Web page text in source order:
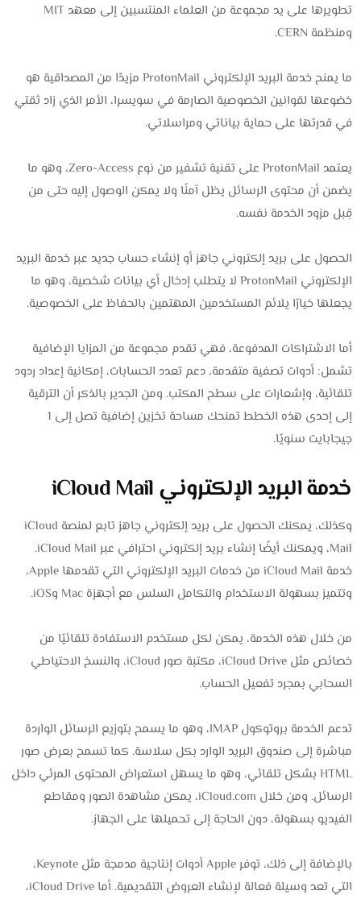
تطويرها على يد مجموعة من العلماء المنتسبين إلى معهد MIT
ومنظمة CERN.
ما يمنح خدمة البريد الإلكتروني ProtonMail مزيدًا من المصداقية هو
خضوعها لقوانين الخصوصية الصارمة في سويسرا، الأمر الذي زاد ثقتي
في قدرتها على حماية بياناتي ومراسلاتي.
يعتمد ProtonMail على تقنية تشفير من نوع Zero-Access، وهو ما
يضمن أن محتوى الرسائل يظل آمنًا ولا يمكن الوصول إليه حتى من
قِبل مزود الخدمة نفسه.
الحصول على بريد إلكتروني جاهز أو إنشاء حساب جديد عبر خدمة البريد
الإلكتروني ProtonMail لا يتطلب إدخال أي بيانات شخصية، وهو ما
يجعلها خيارًا يلائم المستخدمين المهتمين بالحفاظ على الخصوصية.
أما الاشتراكات المدفوعة، فهي تقدم مجموعة من المزايا الإضافية
تشمل: أدوات تصفية متقدمة، دعم تعدد الحسابات، إمكانية إعداد ردود
تلقائية، وإشعارات على سطح المكتب. ومن الجدير بالذكر أن الترقية
إلى إحدى هذه الخطط تمنحك مساحة تخزين إضافية تصل إلى 1
جيجابايت سنويًا.
خدمة البريد الإلكتروني iCloud Mail
وكذلك، يمكنك الحصول على بريد إلكتروني جاهز تابع لمنصة iCloud
Mail، ويمكنك أيضًا إنشاء بريد إلكتروني احترافي عبر iCloud Mail.
خدمة iCloud Mail من خدمات البريد الإلكتروني التي تقدمها Apple،
وتتميز بسهولة الاستخدام والتكامل السلس مع أجهزة Mac وiOS.
من خلال هذه الخدمة، يمكن لكل مستخدم الاستفادة تلقائيًا من
خصائص مثل iCloud Drive، مكتبة صور iCloud، والنسخ الاحتياطي
السحابي بمجرد تفعيل الحساب.
تدعم الخدمة بروتوكول IMAP، وهو ما يسمح بتوزيع الرسائل الواردة
مباشرة إلى صندوق البريد الوارد بكل سلاسة. كما تسمح بعرض صور
HTML بشكل تلقائي، وهو ما يسهل استعراض المحتوى المرئي داخل
الرسائل. ومن خلال iCloud.com، يمكن مشاهدة الصور ومقاطع
الفيديو بسهولة، دون الحاجة إلى تحميلها على الجهاز.
بالإضافة إلى ذلك، توفر Apple أدوات إنتاجية مدمجة مثل Keynote،
التي تعد وسيلة فعالة لإنشاء العروض التقديمية. أما iCloud Drive،